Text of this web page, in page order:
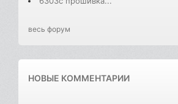
весь форум
НОВЫЕ КОММЕНТАРИИ